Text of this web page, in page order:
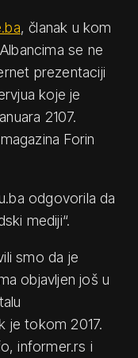
, članak u kom
se ne
prezentaciji
koje je
2107.
Forin
odgovorila da
mediji“.
smo da je
objavljen još u
je tokom 2017.
informer.rs i